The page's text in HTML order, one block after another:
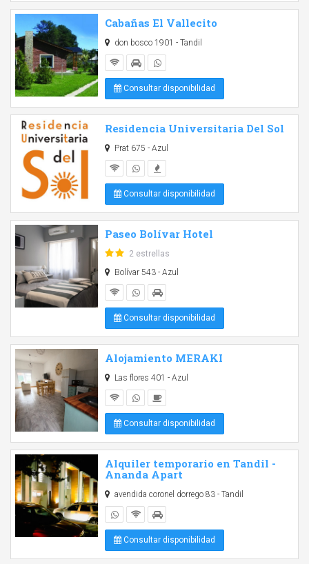
Cabañas El Vallecito
don bosco 1901 - Tandil
Consultar disponibilidad
Residencia Universitaria Del Sol
Prat 675 - Azul
Consultar disponibilidad
Paseo Bolívar Hotel
2 estrellas
Bolívar 543 - Azul
Consultar disponibilidad
Alojamiento MERAKI
Las flores 401 - Azul
Consultar disponibilidad
Alquiler temporario en Tandil -
Ananda Apart
avendida coronel dorrego 83 - Tandil
Consultar disponibilidad